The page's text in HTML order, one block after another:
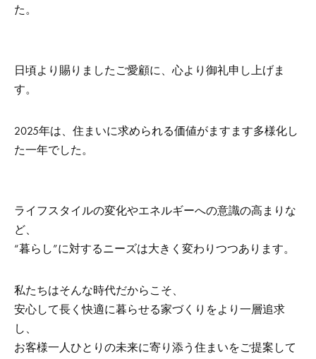
た。
日頃より賜りましたご愛顧に、心より御礼申し上げま
す。
2025年は、住まいに求められる価値がますます多様化し
た一年でした。
ライフスタイルの変化やエネルギーへの意識の高まりな
ど、
“暮らし”に対するニーズは大きく変わりつつあります。
私たちはそんな時代だからこそ、
安心して長く快適に暮らせる家づくりをより一層追求
し、
お客様一人ひとりの未来に寄り添う住まいをご提案して